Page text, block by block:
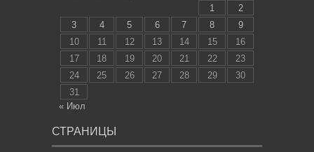
1
2
3
4 5 6 7 8
9
10
11 12 13 14 15
16
17
18 19 20 21 22
23
24
25 26 27 28 29
30
31
« Июл
СТРАНИЦЫ